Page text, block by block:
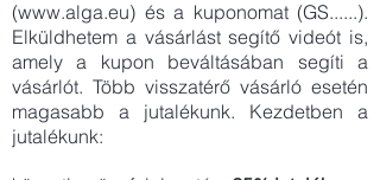
(www.alga.eu) és a kuponomat (GS......).
Elküldhetem a vásárlást segítő videót is,
amely a kupon beváltásában segíti a
vásárlót. Több visszatérő vásárló esetén
magasabb a jutalékunk. Kezdetben a
jutalékunk: